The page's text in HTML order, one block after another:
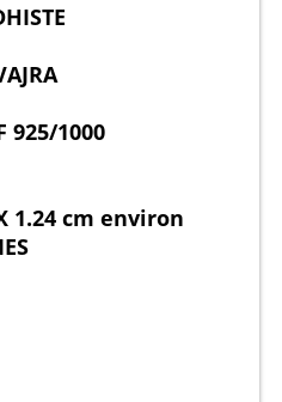
925/1000
1.24 cm environ